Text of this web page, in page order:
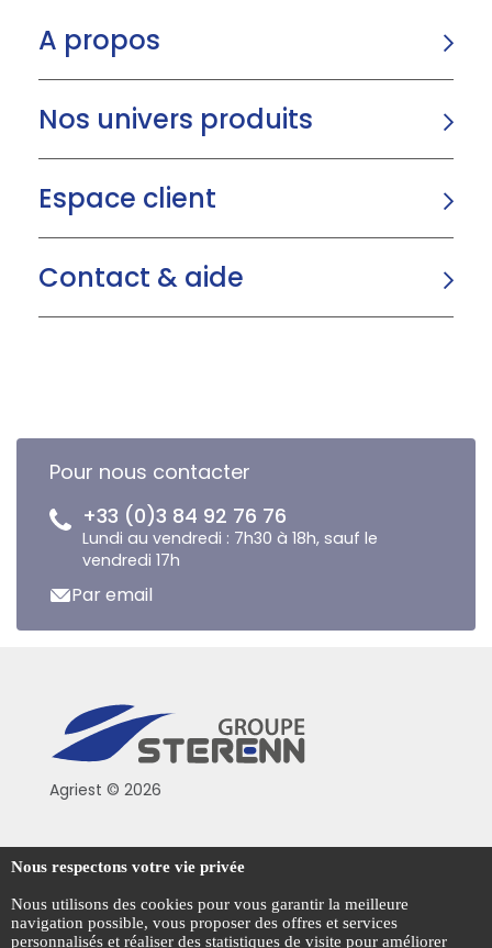
A propos
Nos univers produits
Espace client
Contact & aide
Pour nous contacter
+33 (0)3 84 92 76 76
Lundi au vendredi : 7h30 à 18h, sauf le
vendredi 17h
Par email
Agriest © 2026
Conditions générales de vente
Mentions légales
Politique de confidentialité
Nous respectons votre vie privée
Nous utilisons des cookies pour vous garantir la meilleure
navigation possible, vous proposer des offres et services
personnalisés et réaliser des statistiques de visite pour améliorer